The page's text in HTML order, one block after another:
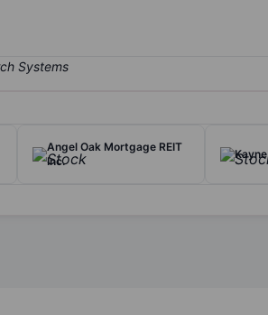
Angel Oak Mortgage REIT
Inc.